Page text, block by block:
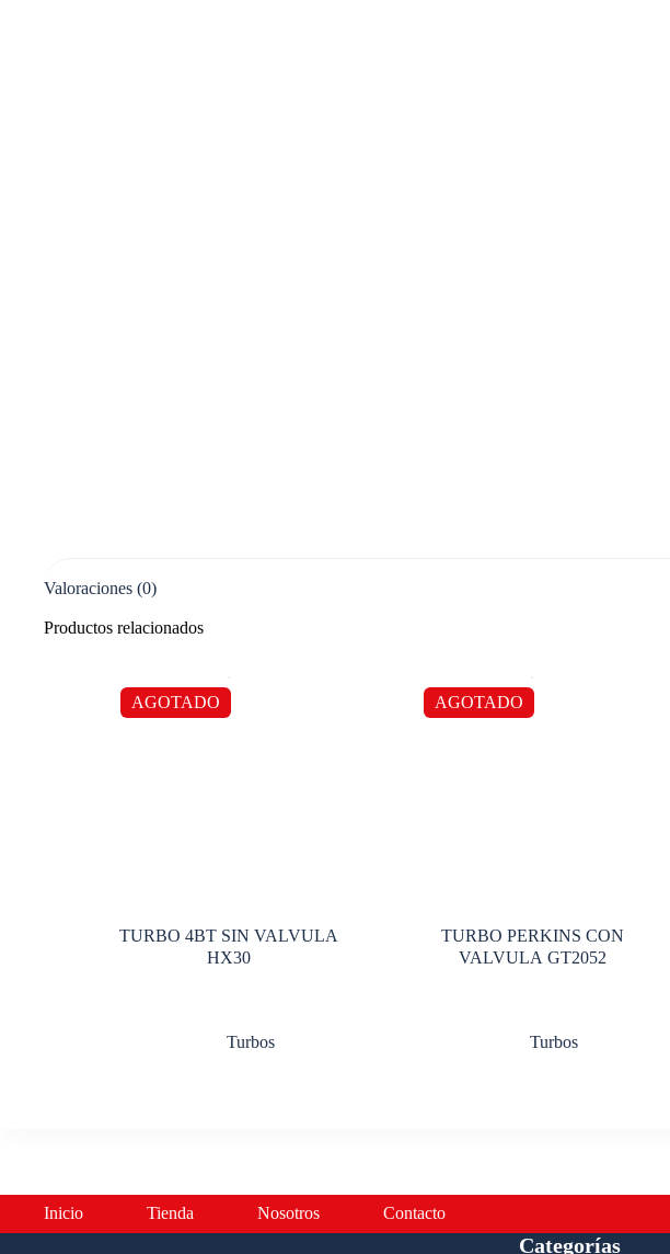
Valoraciones (0)
Productos relacionados
AGOTADO
TURBO 4BT SIN VALVULA
HX30
Turbos
AGOTADO
TURBO PERKINS CON
VALVULA GT2052
Turbos
Inicio Tienda Nosotros Contacto
Categorías